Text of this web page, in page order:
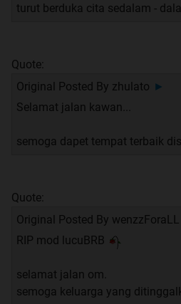
turut berduka cita sedalam -
Quote:
Original Posted By zhulato ►
Selamat jalan kawan...
semoga dapet tempat terbaik
Quote:
Original Posted By wenzzForaLL
RIP mod lucuBRB
selamat jalan om.
semoga keluarga yang